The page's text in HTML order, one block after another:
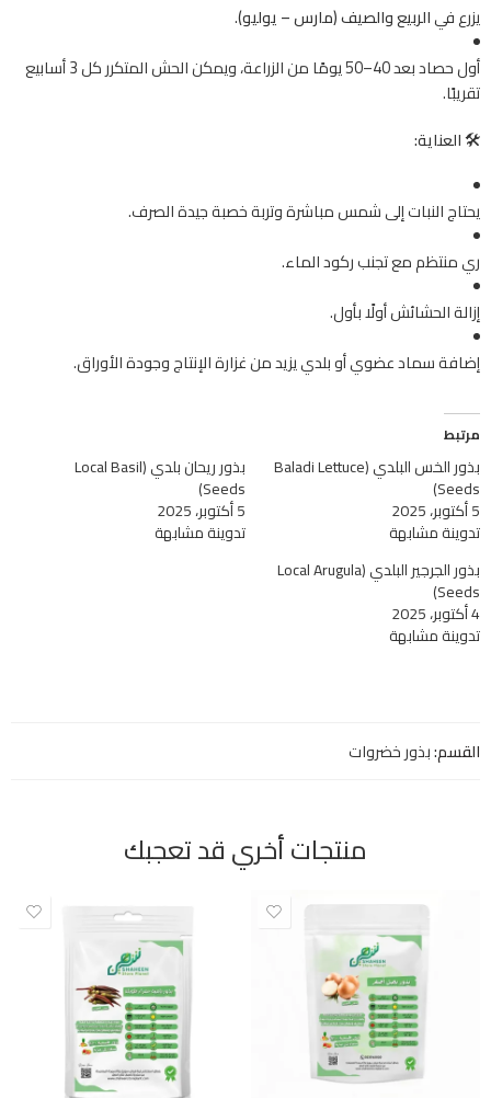
يزرع فيالربيع والصيف (مارس – يوليو).
أول حصاد بعد 40–50 يومًا من الزراعة، ويمكن الحش المتكرر كل 3 أسابيع
تقريبًا.
🛠️العناية:
يحتاج النبات إلى شمس مباشرة وتربة خصبة جيدة الصرف.
ري منتظم مع تجنب ركود الماء.
إزالة الحشائش أولًا بأول.
إضافة سماد عضوي أو بلدي يزيد من غزارة الإنتاج وجودة الأوراق.
مرتبط
بذور الخس البلدي (Baladi Lettuce
Seeds)
5 أكتوبر، 2025
تدوينة مشابهة
بذور ريحان بلدي (Local Basil
Seeds)
5 أكتوبر، 2025
تدوينة مشابهة
بذور الجرجير البلدي (Local Arugula
Seeds)
4 أكتوبر، 2025
تدوينة مشابهة
القسم:بذور خضروات
منتجات أخري قد تعجبك